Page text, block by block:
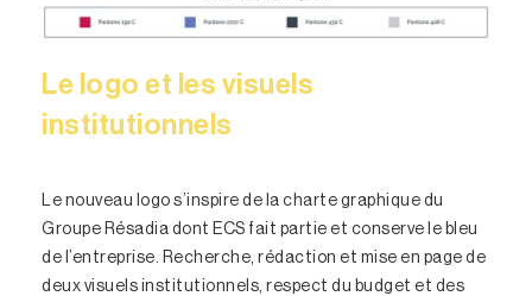
Le logo et les visuels
institutionnels
Le nouveau logo s’inspire de la charte graphique du
Groupe Résadia dont ECS fait partie et conserve le bleu
de l’entreprise. Recherche, rédaction et mise en page de
deux visuels institutionnels, respect du budget et des